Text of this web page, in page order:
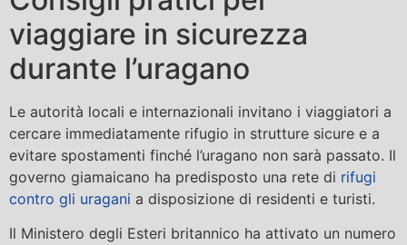
viaggiare in sicurezza
durante l’uragano
Le autorità locali e internazionali invitano i viaggiatori a
cercare immediatamente rifugio in strutture sicure e a
evitare spostamenti finché l’uragano non sarà passato. Il
governo giamaicano ha predisposto una rete di rifugi
contro gli uragani a disposizione di residenti e turisti.
Il Ministero degli Esteri britannico ha attivato un numero